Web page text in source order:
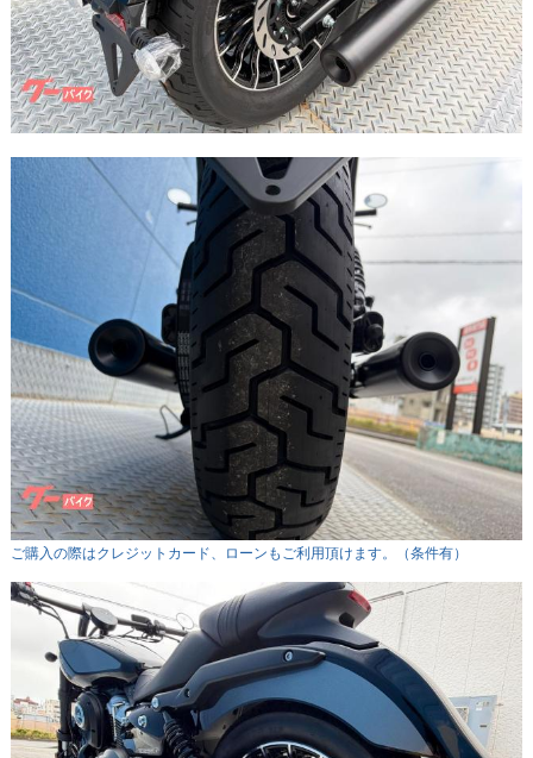
ご購入の際はクレジットカード、ローンもご利用頂けます。（条件有）